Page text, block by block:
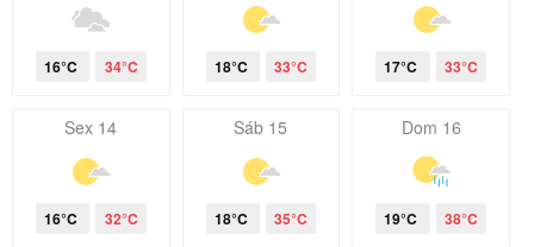
16°C 34°C 18°C 33°C 17°C 33°C
Sex 14
16°C 32°C
Sáb 15
18°C 35°C
Dom 16
19°C 38°C